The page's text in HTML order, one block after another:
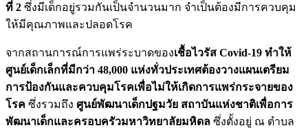
ที่ 2 ซึ่งมีเด็กอยู่รวมกันเป็นจำนวนมาก จำเป็นต้องมีการควบคุม
ให้มีคุณภาพและปลอดโรค
จากสถานการณ์การแพร่ระบาดของเชื้อไวรัส Covid-19 ทำให้
ศูนย์เด็กเล็กที่มีกว่า 48,000 แห่งทั่วประเทศต้องวางแผนเตรียม
การป้องกันและควบคุมโรคเพื่อไม่ให้เกิดการแพร่กระจายของ
โรค ซึ่งรวมถึง ศูนย์พัฒนาเด็กปฐมวัย สถาบันแห่งชาติเพื่อการ
พัฒนาเด็กและครอบครัวมหาวิทยาลัยมหิดล ซึ่งตั้งอยู่ ณ ตำบล